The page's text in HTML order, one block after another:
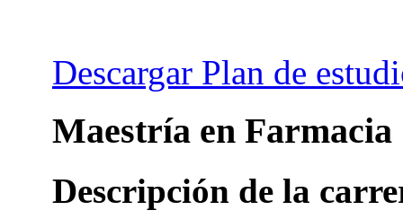
Descargar Plan de
Maestría en
Descripción de la